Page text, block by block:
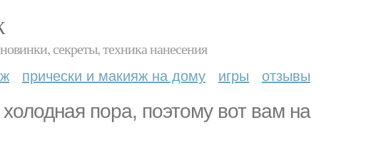
секреты, техника нанесения
прически и макияж на дому игры отзывы
пора, поэтому вот вам на